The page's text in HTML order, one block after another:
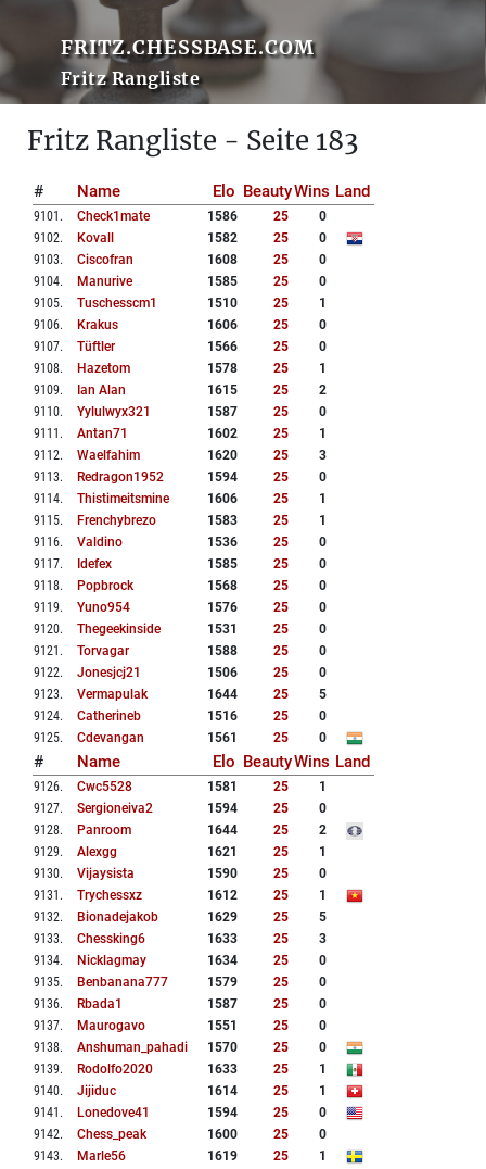
FRITZ.CHESSBASE.COM
Fritz Rangliste
Fritz Rangliste - Seite 183
# Name Elo BeautyWins Land
9101 . Check1mate 1586 25
0
9102. Kovall 1582 25
0
9103. Ciscofran 1608 25
0
9104. Manurive 1585 25
0
9105. Tuschesscm1 1510 25
1
9106. Krakus 1606 25
0
9107. Tüftler 1566 25
0
9108. Hazetom 1578 25
1
9109. Ian Alan 1615 25
2
9110. Yylulwyx321 1587 25
0
9111 . Antan71 1602 25
1
9112. Waelfahim 1620 25
3
9113. Redragon1952 1594 25
0
9114. Thistimeitsmine 1606 25
1
9115. Frenchybrezo 1583 25
1
9116. Valdino 1536 25
0
9117. Idefex 1585 25
0
9118. Popbrock 1568 25
0
9119. Yuno954 1576 25
0
9120. Thegeekinside 1531 25
0
9121 . Torvagar 1588 25
0
9122. Jonesjcj21 1506 25
0
9123. Vermapulak 1644 25
5
9124. Catherineb 1516 25
0
9125. Cdevangan 1561 25 0
# Name Elo BeautyWins Land
9126. Cwc5528 1581 25
1
9127. Sergioneiva2 1594 25
0
9128. Panroom 1644 25
2
9129. Alexgg 1621 25
1
9130. Vijaysista 1590 25
0
9131 . Trychessxz 1612 25
1
9132. Bionadejakob 1629 25
5
9133. Chessking6 1633 25
3
9134. Nicklagmay 1634 25
0
9135. Benbanana777 1579 25
0
9136. Rbada1 1587 25
0
9137. Maurogavo 1551 25
0
9138. Anshuman_pahadi 1570 25
0
9139. Rodolfo2020 1633 25
1
9140. Jijiduc 1614 25
1
9141 . Lonedove41 1594 25
0
9142. Chess_peak 1600 25
0
9143. Marle56 1619 25
1